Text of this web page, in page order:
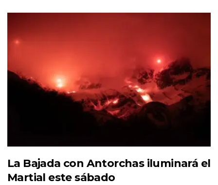
La Bajada con Antorchas iluminará el
Martial este sábado